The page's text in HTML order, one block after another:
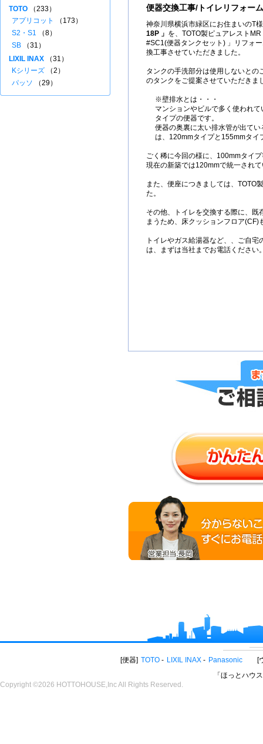
便器交換工事/トイレリフォーム
神奈川県横浜市緑区にお住まいのT
18P 」 を、TOTO製ピュアレスト
#SC1(便器タンクセット) 」リフォ
換工事させていただきました。
タンクの手洗部分は使用しないとの
のタンクをご提案させていただきま
※壁排水とは・・・
マンションやビルで多く使われ
タイプの便器です。
便器の奥裏に太い排水管が出て
は、120mmタイプと155mmタイ
ごく稀に今回の様に、100mmタイ
現在の新築では120mmで統一され
また、便座につきましては、TOTO
た。
その他、トイレを交換する際に、既
まうため、床クッションフロア(CF)
トイレやガス給湯器など、、ご自
は、まずは当社までお電話ください
TOTO （233）
アプリコット
（173）
S2・S1 （8）
SB （31）
LIXIL INAX （31）
Kシリーズ （2）
パッソ （29）
便器 TOTO LIXIL INAX Panasonic
「ほっとハウ
Copyright ©2026 HOTTOHOUSE,Inc All Rights Reserved.